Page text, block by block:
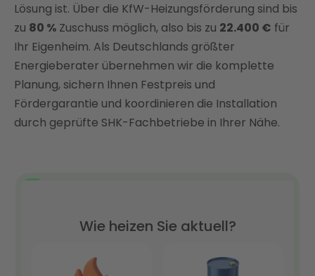
Der Weg zu Ihrer Wärmepumpe in Neu-Ulm —
stressfrei aus einer Hand
Fazit: Ihre Wärmepumpe in Neu-Ulm — sicher
geplant, sicher gefördert, sicher installiert
Lösung ist. Über die KfW-Heizungsförderung sind bis
zu 80 % Zuschuss möglich, also bis zu 22.400 € für
Ihr Eigenheim. Als Deutschlands größter
Energieberater übernehmen wir die komplette
Planung, sichern Ihnen Festpreis und
Fördergarantie und koordinieren die Installation
durch geprüfte SHK-Fachbetriebe in Ihrer Nähe.